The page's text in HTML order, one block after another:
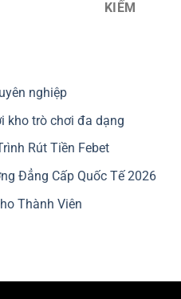
KIẾM
nghiệp
kho trò chơi đa dạng
Rút Tiền Febet
Đẳng Cấp Quốc Tế 2026
Thành Viên